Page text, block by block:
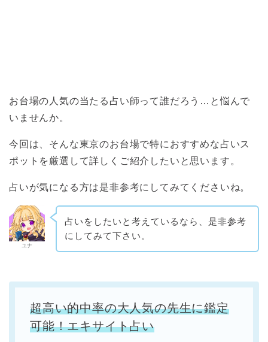
お台場の人気の当たる占い師って誰だろう…と悩んで
いませんか。
今回は、そんな東京のお台場で特におすすめな占いス
ポットを厳選して詳しくご紹介したいと思います。
占いが気になる方は是非参考にしてみてくださいね。
ユナ
占いをしたいと考えているなら、是非参考
にしてみて下さい。
超高い的中率の大人気の先生に鑑定
可能！エキサイト占い